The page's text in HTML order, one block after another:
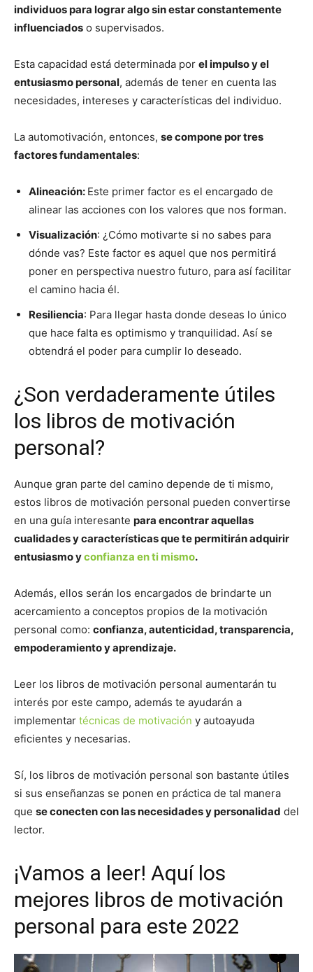
individuos para lograr algo sin estar constantemente
influenciados o supervisados.
Esta capacidad está determinada por el impulso y el
entusiasmo personal, además de tener en cuenta las
necesidades, intereses y características del individuo.
La automotivación, entonces, se compone por tres
factores fundamentales:
Alineación: Este primer factor es el encargado de
alinear las acciones con los valores que nos forman.
Visualización: ¿Cómo motivarte si no sabes para
dónde vas? Este factor es aquel que nos permitirá
poner en perspectiva nuestro futuro, para así facilitar
el camino hacia él.
Resiliencia: Para llegar hasta donde deseas lo único
que hace falta es optimismo y tranquilidad. Así se
obtendrá el poder para cumplir lo deseado.
¿Son verdaderamente útiles
los libros de motivación
personal?
Aunque gran parte del camino depende de ti mismo,
estos libros de motivación personal pueden convertirse
en una guía interesante para encontrar aquellas
cualidades y características que te permitirán adquirir
entusiasmo yconfianza en ti mismo.
Además, ellos serán los encargados de brindarte un
acercamiento a conceptos propios de la motivación
personal como: confianza, autenticidad, transparencia,
empoderamiento y aprendizaje.
Leer los libros de motivación personal aumentarán tu
interés por este campo, además te ayudarán a
implementar técnicas de motivación y autoayuda
eficientes y necesarias.
Sí, los libros de motivación personal son bastante útiles
si sus enseñanzas se ponen en práctica de tal manera
que se conecten con las necesidades y personalidad del
lector.
¡Vamos a leer! Aquí los
mejores libros de motivación
personal para este 2022